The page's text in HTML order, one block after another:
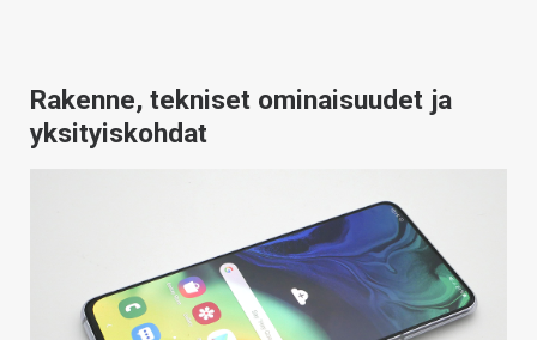
Rakenne, tekniset ominaisuudet ja
yksityiskohdat